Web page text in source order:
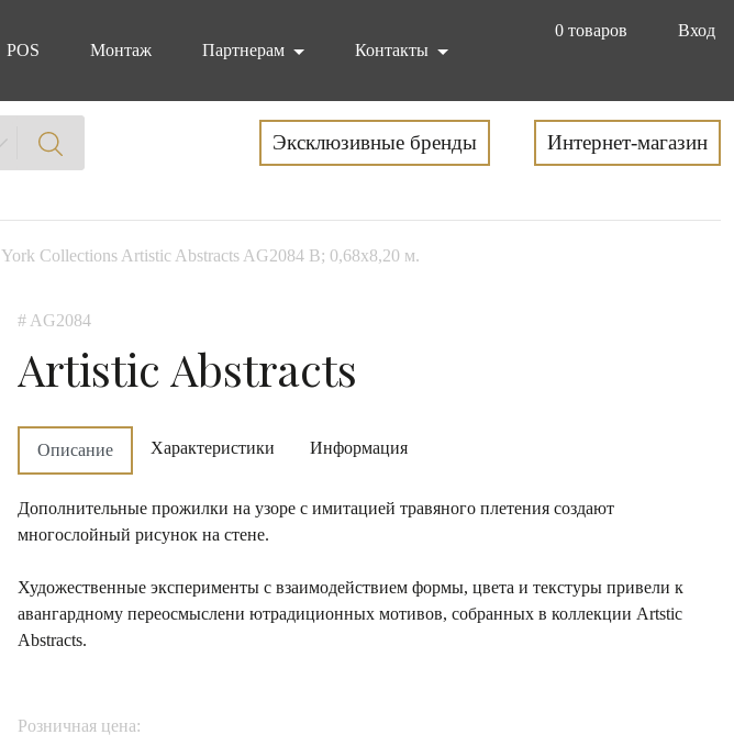
0 товаров
Вход
POS Монтаж Партнерам Контакты
Эксклюзивные бренды Интернет-магазин
York Collections Artistic Abstracts AG2084 B; 0,68х8,20 м.
# AG2084
Artistic Abstracts
Описание Характеристики Информация
Дополнительные прожилки на узоре с имитацией травяного плетения создают
многослойный рисунок на стене.
Художественные эксперименты с взаимодействием формы, цвета и текстуры привели к
авангардному переосмыслени ютрадиционных мотивов, собранных в коллекции Artstic
Abstracts.
Розничная цена: